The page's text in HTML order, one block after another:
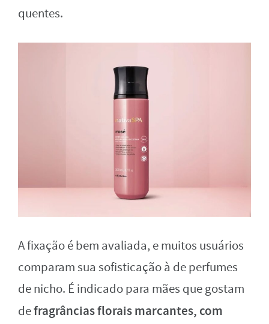
quentes.
A fixação é bem avaliada, e muitos usuários
comparam sua sofisticação à de perfumes
de nicho. É indicado para mães que gostam
defragrâncias florais marcantes, com